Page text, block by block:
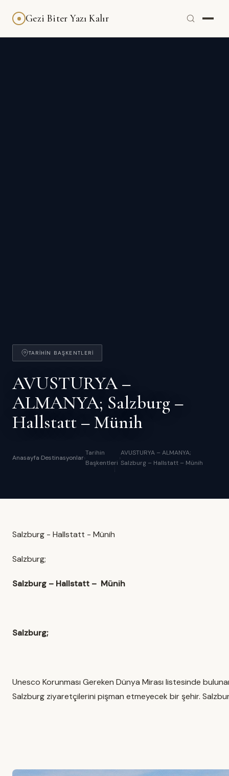
Gezi Biter Yazı Kalır
TARIHIN BAŞKENTLERI
AVUSTURYA –
ALMANYA; Salzburg –
Hallstatt – Münih
Anasayfa›Destinasyonlar›
Tarihin
Başkentleri
›
AVUSTURYA – ALMANYA;
Salzburg – Hallstatt – Münih
Salzburg - Hallstatt - Münih
Salzburg;
Salzburg – Hallstatt – Münih
Salzburg;
Unesco Korunması Gereken Dünya Mirası listesinde
Salzburg ziyaretçilerini pişman etmeyecek bir şehir.